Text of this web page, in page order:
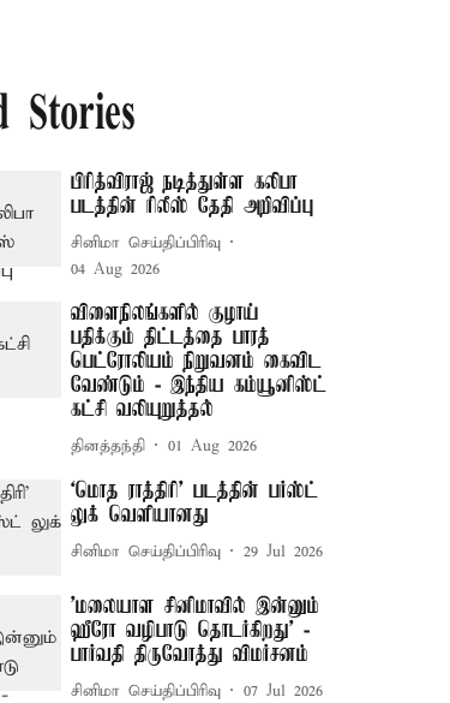
Stories
பிரித்விராஜ் நடித்துள்ள கலிபா
படத்தின் ரிலீஸ் தேதி அறிவிப்பு
சினிமா செய்திப்பிரிவு
04 Aug 2026
விளைநிலங்களில் குழாய்
பதிக்கும் திட்டத்தை பாரத்
பெட்ரோலியம் நிறுவனம் கைவிட
வேண்டும் - இந்திய கம்யூனிஸ்ட்
கட்சி வலியுறுத்தல்
தினத்தந்தி 01 Aug 2026
‘மொத ராத்திரி’ படத்தின் பர்ஸ்ட்
லுக் வெளியானது
சினிமா செய்திப்பிரிவு 29 Jul 2026
'மலையாள சினிமாவில் இன்னும்
ஹீரோ வழிபாடு தொடர்கிறது' -
பார்வதி திருவோத்து விமர்சனம்
சினிமா செய்திப்பிரிவு 07 Jul 2026